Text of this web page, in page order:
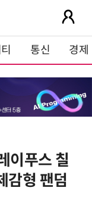
통신 경제
이푸스 칠
감형 팬덤